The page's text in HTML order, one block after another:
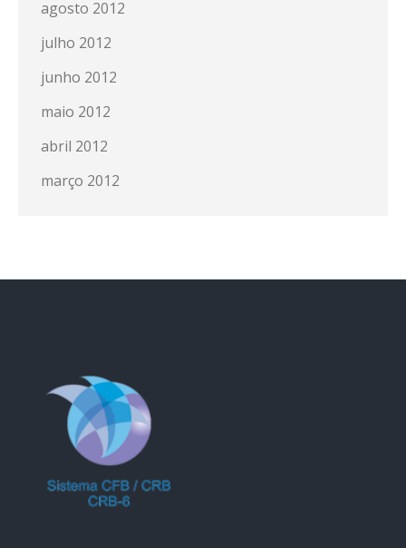
agosto 2012
julho 2012
junho 2012
maio 2012
abril 2012
março 2012